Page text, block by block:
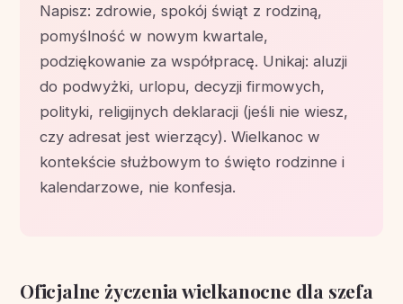
Napisz: zdrowie, spokój świąt z rodziną,
pomyślność w nowym kwartale,
podziękowanie za współpracę. Unikaj: aluzji
do podwyżki, urlopu, decyzji firmowych,
polityki, religijnych deklaracji (jeśli nie wiesz,
czy adresat jest wierzący). Wielkanoc w
kontekście służbowym to święto rodzinne i
kalendarzowe, nie konfesja.
Oficjalne życzenia wielkanocne dla szefa